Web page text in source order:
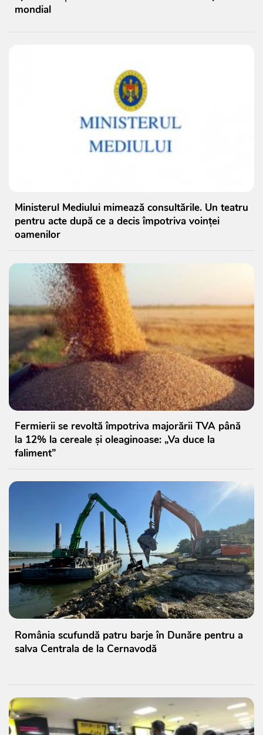
mondial
Ministerul Mediului mimează consultările. Un teatru
pentru acte după ce a decis împotriva voinței
oamenilor
Fermierii se revoltă împotriva majorării TVA până
la 12% la cereale și oleaginoase: „Va duce la
faliment”
România scufundă patru barje în Dunăre pentru a
salva Centrala de la Cernavodă